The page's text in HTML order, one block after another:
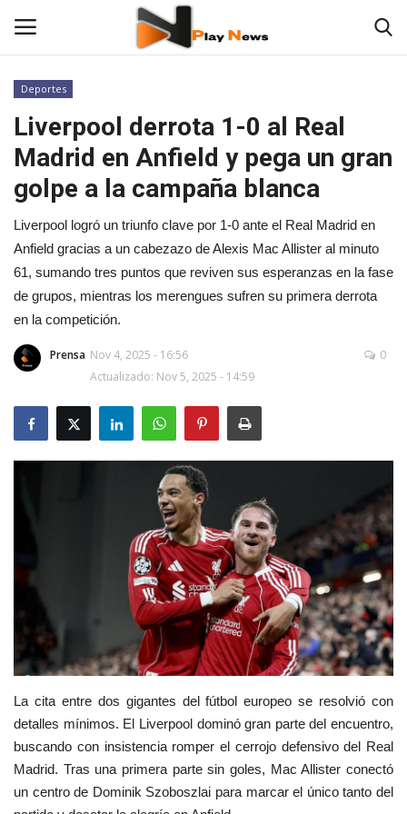
Contáctenos
TV en Vivo
En Vivo
Noticias
Las 12 Play
Fotos
Empresas
Tecnología
Podcast y Audios
Deportes
Liverpool derrota 1-0 al Real
Madrid en Anfield y pega un gran
golpe a la campaña blanca
Liverpool logró un triunfo clave por 1-0 ante el Real Madrid en
Anfield gracias a un cabezazo de Alexis Mac Allister al minuto
61, sumando tres puntos que reviven sus esperanzas en la fase
de grupos, mientras los merengues sufren su primera derrota
en la competición.
Prensa Nov 4, 2025 - 16:56
Actualizado: Nov 5, 2025 - 14:59
0
La cita entre dos gigantes del fútbol europeo se resolvió con
detalles mínimos. El Liverpool dominó gran parte del encuentro,
buscando con insistencia romper el cerrojo defensivo del Real
Madrid. Tras una primera parte sin goles, Mac Allister conectó
un centro de Dominik Szoboszlai para marcar el único tanto del